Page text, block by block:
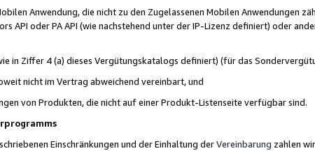
Anwendung, die nicht zu den Zugelassenen Mobilen Anwendungen
API oder PA API (wie nachstehend unter der IP-Lizenz definiert) oder
in Ziffer 4 (a) dieses Vergütungskatalogs definiert) (für das
nicht im Vertrag abweichend vereinbart, und
von Produkten, die nicht auf einer Produkt-Listenseite verfügbar sind.
Einschränkungen und der Einhaltung derVereinbarung zahlen